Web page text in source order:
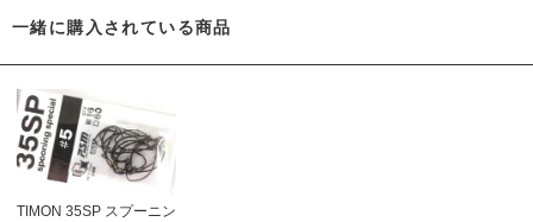
一緒に購入されている商品
TIMON 35SP スプーニン